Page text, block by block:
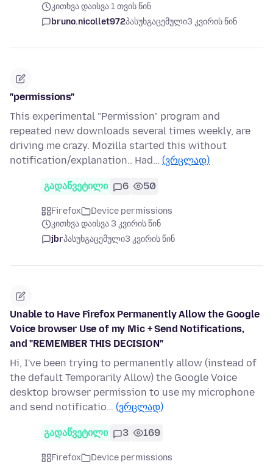
კითხვა დაისვა 1 თვის წინ
bruno.nicollet972პასუხგაცემული3 კვირის წინ
"permissions"
This experimental "Permission" program and
repeated new downloads several times weekly, are
driving me crazy. Mozilla started this without
notification/explanation.. Had… (ვრცლად)
გადაწვეტილი 6 50
Firefox
Device permissions
კითხვა დაისვა 3 კვირის წინ
jbrპასუხგაცემული3 კვირის წინ
Unable to Have Firefox Permanently Allow the Google
Voice browser Use of my Mic + Send Notifications,
and "REMEMBER THIS DECISION"
Hi, I've been trying to permanently allow (instead of
the default Temporarily Allow) the Google Voice
desktop browser permission to use my microphone
and send notificatio… (ვრცლად)
გადაწვეტილი 3 169
Firefox
Device permissions